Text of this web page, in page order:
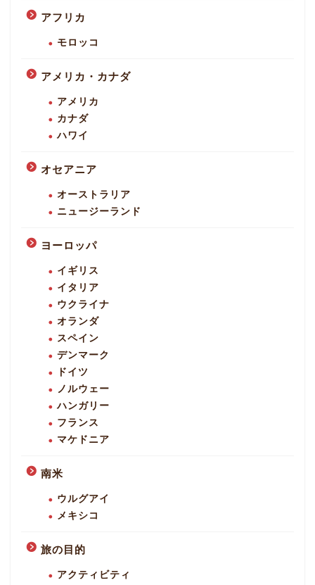
アフリカ
モロッコ
アメリカ・カナダ
アメリカ
カナダ
ハワイ
オセアニア
オーストラリア
ニュージーランド
ヨーロッパ
イギリス
イタリア
ウクライナ
オランダ
スペイン
デンマーク
ドイツ
ノルウェー
ハンガリー
フランス
マケドニア
南米
ウルグアイ
メキシコ
旅の目的
アクティビティ